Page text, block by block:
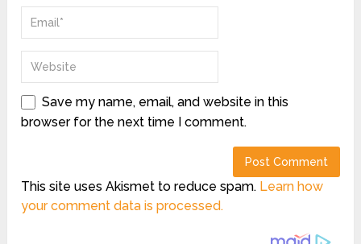
Save my name, email, and website in this
browser for the next time I comment.
This site uses Akismet to reduce spam. Learn how
your comment data is processed.